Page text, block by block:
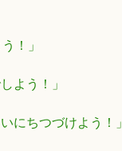
！」
よう！」
にちつづけよう！」